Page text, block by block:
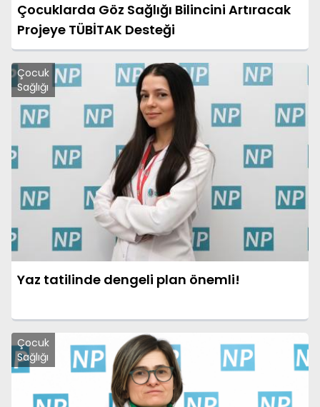
Çocuklarda Göz Sağlığı Bilincini Artıracak
Projeye TÜBİTAK Desteği
Çocuk
Sağlığı
Yaz tatilinde dengeli plan önemli!
Çocuk
Sağlığı